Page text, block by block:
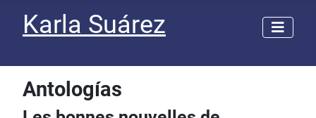
Karla Suárez
Antologías